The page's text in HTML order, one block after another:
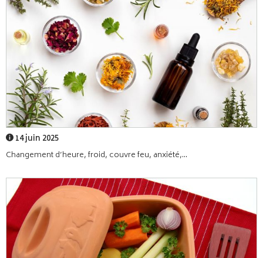
14 juin 2025
Changement d’heure, froid, couvre feu, anxiété,...